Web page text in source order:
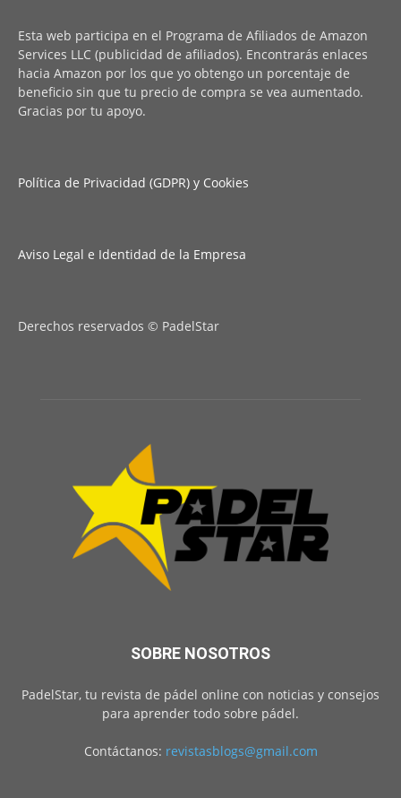
Esta web participa en el Programa de Afiliados de Amazon
Services LLC (publicidad de afiliados). Encontrarás enlaces
hacia Amazon por los que yo obtengo un porcentaje de
beneficio sin que tu precio de compra se vea aumentado.
Gracias por tu apoyo.
Política de Privacidad (GDPR) y Cookies
Aviso Legal e Identidad de la Empresa
Derechos reservados © PadelStar
SOBRE NOSOTROS
PadelStar, tu revista de pádel online con noticias y consejos
para aprender todo sobre pádel.
Contáctanos: revistasblogs@gmail.com